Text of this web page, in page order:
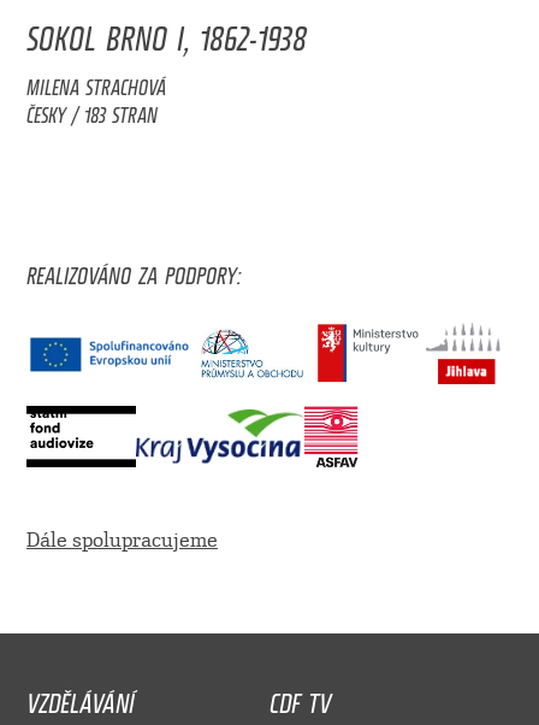
SOKOL BRNO I, 1862-1938
MILENA STRACHOVÁ
ČESKY / 183 STRAN
REALIZOVÁNO ZA PODPORY:
Dále spolupracujeme
VZDĚLÁVÁNÍ
CDF TV